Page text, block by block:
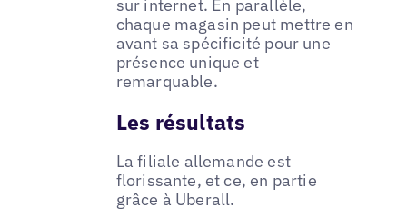
sur internet. En parallèle,
chaque magasin peut mettre en
avant sa spécificité pour une
présence unique et
remarquable.
Les résultats
La filiale allemande est
florissante, et ce, en partie
grâce à Uberall.